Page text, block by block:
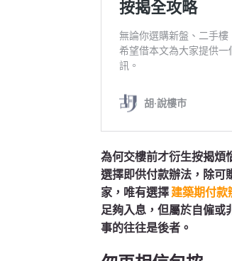
為何交樓前才衍生按揭煩
選擇即供付款辦法，除可
家，唯有選擇 建築期付款
足夠入息，但屬於自僱或
事的往往是後者。